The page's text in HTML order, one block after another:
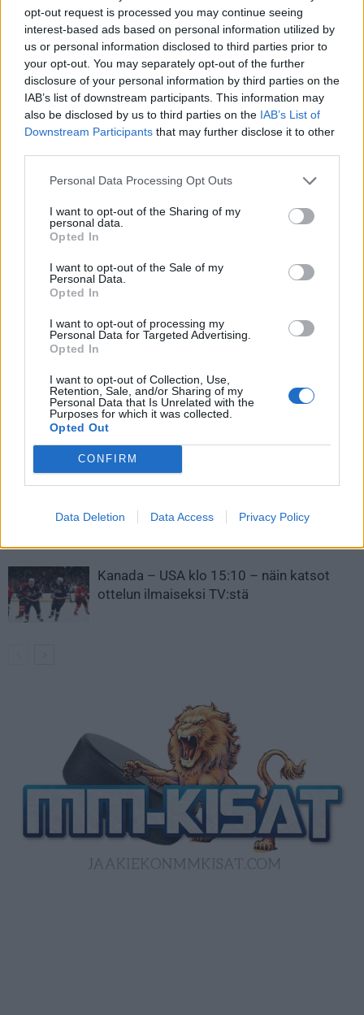
opt-out request is processed you may continue seeing
interest-based ads based on personal information utilized by
us or personal information disclosed to third parties prior to
your opt-out. You may separately opt-out of the further
disclosure of your personal information by third parties on the
IAB’s list of downstream participants. This information may
also be disclosed by us to third parties on the IAB’s List of
Downstream Participants that may further disclose it to other
Personal Data Processing Opt Outs
I want to opt-out of the Sharing of my
personal data.
Opted In
I want to opt-out of the Sale of my
Personal Data.
Opted In
I want to opt-out of processing my
Personal Data for Targeted Advertising.
Opted In
I want to opt-out of Collection, Use,
Retention, Sale, and/or Sharing of my
Personal Data that Is Unrelated with the
Purposes for which it was collected.
Opted Out
CONFIRM
Data Deletion Data Access Privacy Policy
Lue myös:Anton Lundell vietti kolmen tehopisteen iltaa –
toinen osuma suorastaan hävyttömän hieno
Edellinen artikkeli
tavalla tukensa syöpätaistelua
käyvälle Antti Törmäselle – ”Et
ole yksin, parane pian Antti!”
kaukaloihin lähestyy – Mestis-
rakentelussa
LIITTYVÄT ARTIKKELIT LISÄÄ TEKIJÄLTÄ
Leijonat julkisti ketjut Sveitsi-peliin –
kaukaloon
divisioonassa – sai samasta tilanteesta
Kanada – USA klo 15:10 – näin katsot
ottelun ilmaiseksi TV:stä